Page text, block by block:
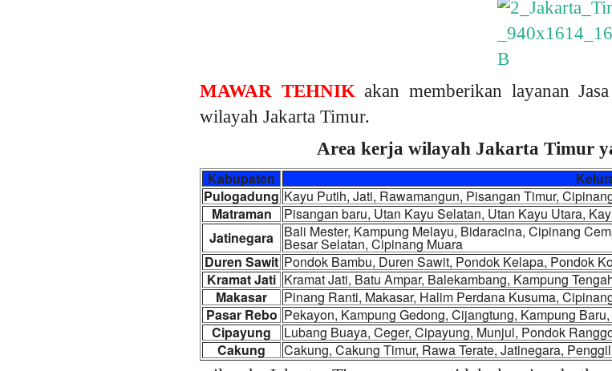
MAWAR TEHNIKakan memberikan layanan
wilayah Jakarta Timur.
Area kerja wilayah Jakarta Timur
Kabupaten
Pulogadung Kayu Putih, Jati, Rawamangun, Pisangan Timur,
Matraman
Pisangan baru, Utan Kayu Selatan, Utan Kayu Utara,
Jatinegara
Bali Mester, Kampung Melayu, Bidaracina, Cipinang
Besar Selatan, Cipinang Muara
Duren Sawit Pondok Bambu, Duren Sawit, Pondok Kelapa, Pondok
Kramat Jati Kramat Jati, Batu Ampar, Balekambang, Kampung
Makasar
Pinang Ranti, Makasar, Halim Perdana Kusuma,
Pasar Rebo Pekayon, Kampung Gedong, Cijangtung, Kampung
Cipayung
Lubang Buaya, Ceger, Cipayung, Munjul, Pondok
Cakung
Cakung, Cakung Timur, Rawa Terate, Jatinegara,